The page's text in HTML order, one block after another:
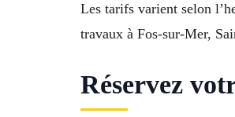
Les tarifs varient selon
travaux à Fos-sur-Mer,
Réservez